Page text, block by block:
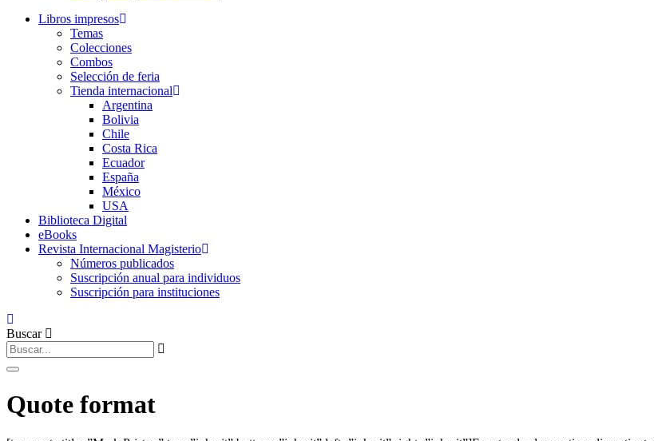
Libros impresos
Temas
Colecciones
Combos
Selección de feria
Tienda internacional
Argentina
Bolivia
Chile
Costa Rica
Ecuador
España
México
USA
Biblioteca Digital
eBooks
Revista Internacional Magisterio
Números publicados
Suscripción anual para individuos
Suscripción para instituciones
Buscar
Quote format